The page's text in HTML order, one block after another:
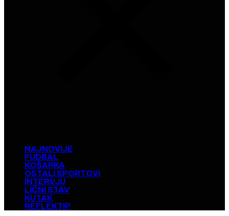
NAJNOVIJE
FUDBAL
KOŠARKA
OSTALI SPORTOVI
INTERVJU
LIČNI STAV
KUTAK
REFLEKTIP